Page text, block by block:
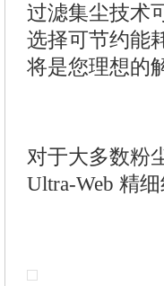
过滤集尘技术
选择可节约能
将是您理想的
对于大多数粉
Ultra-Web 精